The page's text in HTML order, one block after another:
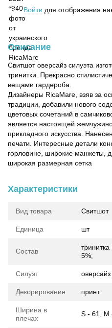
% Войти для отображения
Описание
Свитшот оверсайз силуэта
тринитки. Прекрасно
вещами гардероба.
Дизайнеры RicaMare, взяв за
традиции, добавили нового
цветовых сочетаний в
является настоящей
прикладного искусства.
печати. Интересные детали
горловине, широкие манжеты,
широкая размерная сетка
Характеристики
Вид товара Свитшот
Единица шт
Состав
5%;
Силуэт оверсайз
Декорирование принт
Ширина в
плечах
S - 61, M